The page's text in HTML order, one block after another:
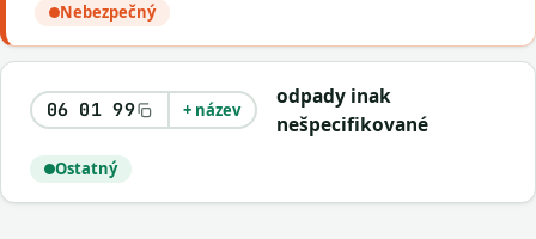
Nebezpečný
06 01 99 + název
odpady inak
nešpecifikované
Ostatný